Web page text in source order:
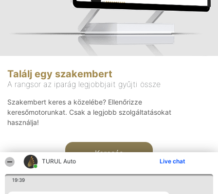
TURUL Auto Live chat
19:39
Találj egy szakembert
A rangsor az iparág legjobbjait gyűjti össze
Szakembert keres a közelébe? Ellenőrizze
keresőmotorunkat. Csak a legjobb szolgáltatásokat
használja!
Keresés